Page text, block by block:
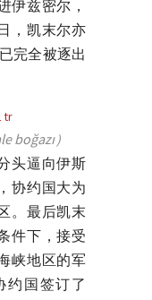
伊兹密尔，
，凯末尔亦
完全被逐出
boğazı）
头逼向伊斯
协约国大为
。最后凯末
件下，接受
峡地区的军
约国签订了